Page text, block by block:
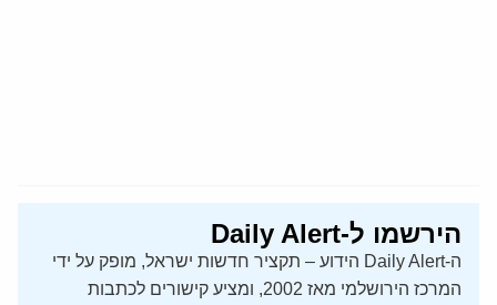
הירשמו ל-Daily Alert
ה-Daily Alert הידוע – תקציר חדשות ישראל, מופק על ידי
המרכז הירושלמי מאז 2002, ומציע קישורים לכתבות